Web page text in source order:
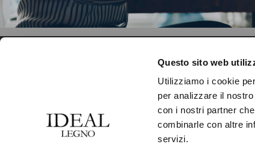
Questo sito web
Utilizziamo i cookie
per analizzare il
con i nostri partner
combinarle con altre
servizi.
Loc. Premaore
30010 Camponogara
PRODOTTI
COLLEZIONI
FINITURE
FORMATI